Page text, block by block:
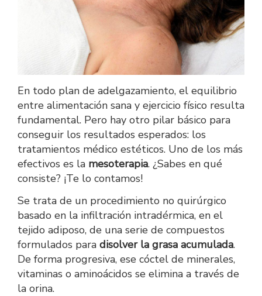
En todo plan de adelgazamiento, el equilibrio
entre alimentación sana y ejercicio físico resulta
fundamental. Pero hay otro pilar básico para
conseguir los resultados esperados: los
tratamientos médico estéticos. Uno de los más
efectivos es la mesoterapia. ¿Sabes en qué
consiste? ¡Te lo contamos!
Se trata de un procedimiento no quirúrgico
basado en la infiltración intradérmica, en el
tejido adiposo, de una serie de compuestos
formulados para disolver la grasa acumulada.
De forma progresiva, ese cóctel de minerales,
vitaminas o aminoácidos se elimina a través de
la orina.